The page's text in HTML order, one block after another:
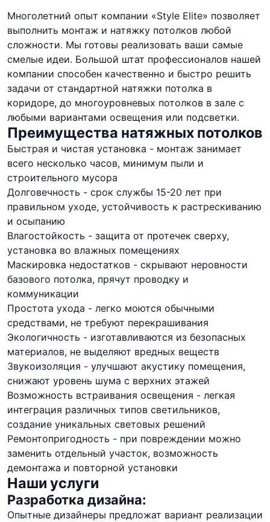
Многолетний опыт компании «Style Elite» позволяет
выполнить монтаж и натяжку потолков любой
сложности. Мы готовы реализовать ваши самые
смелые идеи. Большой штат профессионалов нашей
компании способен качественно и быстро решить
задачи от стандартной натяжки потолка в
коридоре, до многоуровневых потолков в зале с
любыми вариантами освещения или подсветки.
Преимущества натяжных потолков
Быстрая и чистая установка - монтаж занимает
всего несколько часов, минимум пыли и
строительного мусора
Долговечность - срок службы 15-20 лет при
правильном уходе, устойчивость к растрескиванию
и осыпанию
Влагостойкость - защита от протечек сверху,
установка во влажных помещениях
Маскировка недостатков - скрывают неровности
базового потолка, прячут проводку и
коммуникации
Простота ухода - легко моются обычными
средствами, не требуют перекрашивания
Экологичность - изготавливаются из безопасных
материалов, не выделяют вредных веществ
Звукоизоляция - улучшают акустику помещения,
снижают уровень шума с верхних этажей
Возможность встраивания освещения - легкая
интеграция различных типов светильников,
создание уникальных световых решений
Ремонтопригодность - при повреждении можно
заменить отдельный участок, возможность
демонтажа и повторной установки
Наши услуги
Разработка дизайна:
Опытные дизайнеры предложат вариант реализации